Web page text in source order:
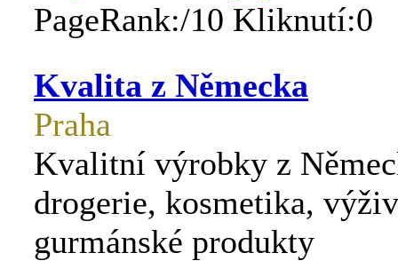
PageRank:/10 Kliknutí:0
Kvalita z Německa
Praha
Kvalitní výrobky z
drogerie, kosmetika,
gurmánské produkty